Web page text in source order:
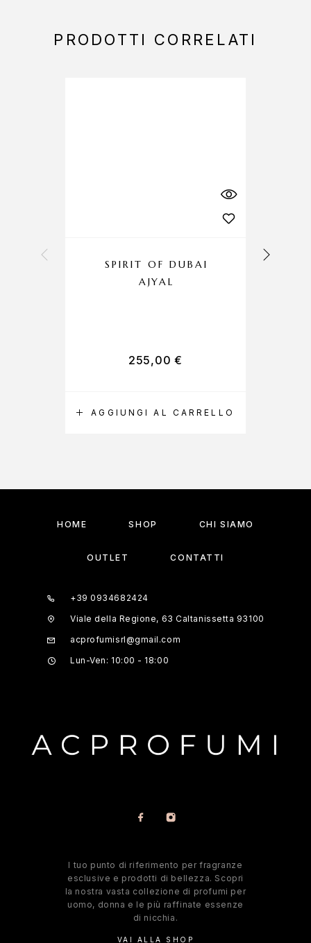
PRODOTTI CORRELATI
AGGIUNGI AL CARRELLO
SPIRIT OF DUBAI
AJYAL
255,00€
HOME SHOP CHI SIAMO
OUTLET CONTATTI
+39 0934682424
Viale della Regione, 63 Caltanissetta 93100
acprofumisrl@gmail.com
Lun-Ven: 10:00 - 18:00
l tuo punto di riferimento per fragranze
esclusive e prodotti di bellezza. Scopri
la nostra vasta collezione di profumi per
uomo, donna e le più raffinate essenze
di nicchia.
VAI ALLA SHOP